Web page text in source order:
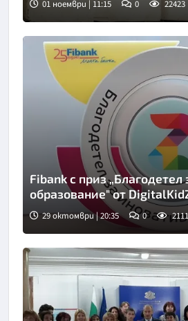
01 ноември | 11:15 0 22423
Fibank с приз
образование" от
29 октомври | 20:35 0